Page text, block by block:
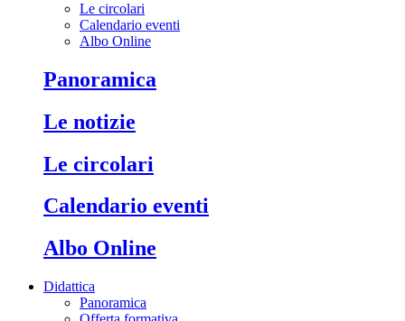
Le circolari
Calendario eventi
Albo Online
Panoramica
Le notizie
Le circolari
Calendario eventi
Albo Online
Didattica
Panoramica